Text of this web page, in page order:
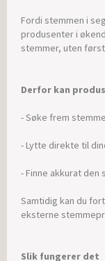
Fordi stemmen i
produsenter i
stemmer, uten
Derfor kan
- Søke frem
- Lytte direkte til
- Finne akkurat
Samtidig kan du
eksterne
Slik fungerer det